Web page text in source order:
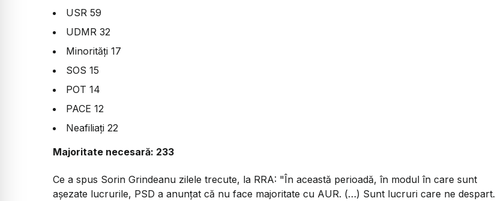
USR 59
UDMR 32
Minorități 17
SOS 15
POT 14
PACE 12
Neafiliați 22
Majoritate necesară: 233
Ce a spus Sorin Grindeanu zilele trecute, la RRA: "În această perioadă, în modul în care sunt
așezate lucrurile, PSD a anunțat că nu face majoritate cu AUR. (…) Sunt lucruri care ne despart.